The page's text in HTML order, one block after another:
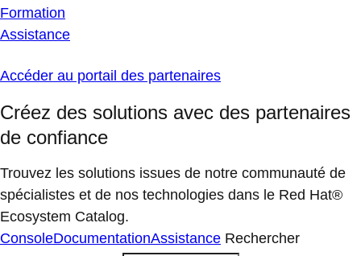
Formation
Assistance
Accéder au portail des partenaires
Créez des solutions avec des partenaires
de confiance
Trouvez les solutions issues de notre communauté de
spécialistes et de nos technologies dans le Red Hat®
Ecosystem Catalog.
ConsoleDocumentationAssistance Rechercher